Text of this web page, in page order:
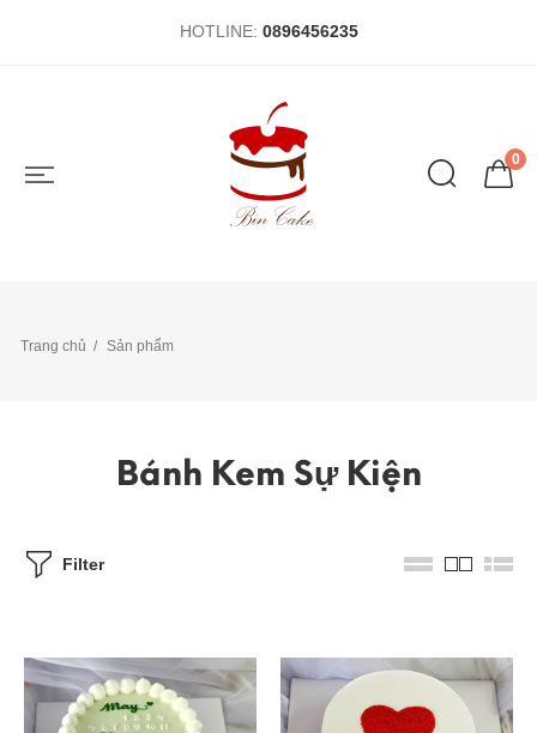
HOTLINE: 0896456235
0
Trang chủ Sản phẩm
Bánh Kem Sự Kiện
Filter